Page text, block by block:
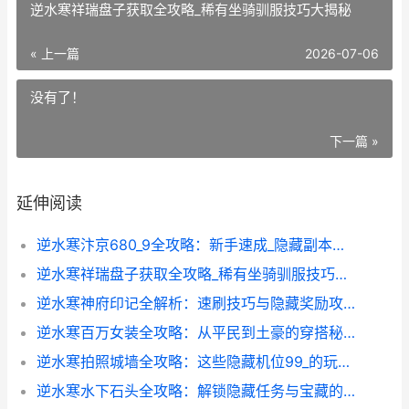
逆水寒祥瑞盘子获取全攻略_稀有坐骑驯服技巧大揭秘
« 上一篇 2026-07-06
没有了！
下一篇 »
延伸阅读
逆水寒汴京680_9全攻略：新手速成_隐藏副本揭秘
逆水寒祥瑞盘子获取全攻略_稀有坐骑驯服技巧大揭秘
逆水寒神府印记全解析：速刷技巧与隐藏奖励攻略
逆水寒百万女装全攻略：从平民到土豪的穿搭秘籍
逆水寒拍照城墙全攻略：这些隐藏机位99_的玩家都不知道_
逆水寒水下石头全攻略：解锁隐藏任务与宝藏的奇遇